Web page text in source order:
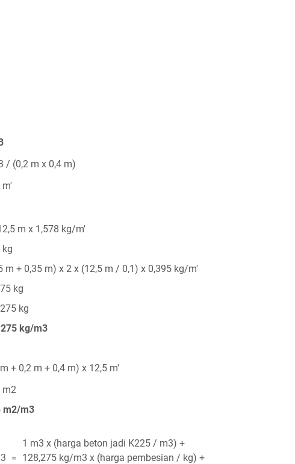
/ (0,2 m x 0,4 m)
m'
m x 1,578 kg/m'
kg
m + 0,35 m) x 2 x (12,5 m / 0,1) x 0,395 kg/m'
kg
kg
kg/m3
+ 0,2 m + 0,4 m) x 12,5 m'
m2
m2/m3
=
1 m3 x (harga beton jadi K225 / m3) +
128,275 kg/m3 x (harga pembesian / kg) +